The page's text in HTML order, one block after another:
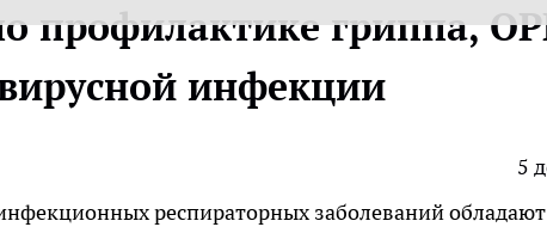
профилактике гриппа,
инфекции
5
респираторных заболеваний